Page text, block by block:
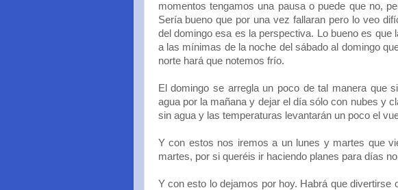
momentos tengamos una pausa o puede que no,
Sería bueno que por una vez fallaran pero lo veo
del domingo esa es la perspectiva. Lo bueno es que
a las mínimas de la noche del sábado al domingo
norte hará que notemos frío.
El domingo se arregla un poco de tal manera que
agua por la mañana y dejar el día sólo con nubes y
sin agua y las temperaturas levantarán un poco el
Y con estos nos iremos a un lunes y martes que
martes, por si queréis ir haciendo planes para días
Y con esto lo dejamos por hoy. Habrá que divertirse